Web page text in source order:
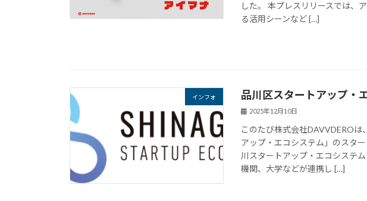
した。 本プレスリリースでは、
る活用シーンなど […]
インフォ 品川区スタートアップ・
2025年12月10日
このたび株式会社DAVVDEROは
アップ・エコシステム」のスタ
川スタートアップ・エコシステ
機関、大学などが連携し […]